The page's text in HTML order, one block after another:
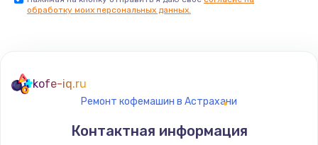
от 550 руб.
обработку моих персональных данных.
kofe-iq.ru
Ремонт кофемашин в Астрахани
Контактная информация